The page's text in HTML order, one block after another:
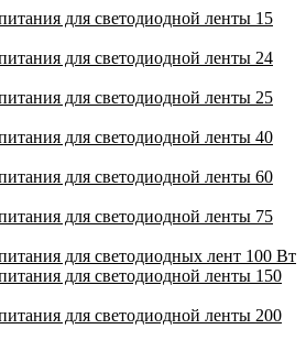
для светодиодной ленты 15
для светодиодной ленты 24
для светодиодной ленты 25
для светодиодной ленты 40
для светодиодной ленты 60
для светодиодной ленты 75
для светодиодных лент 100 Вт
для светодиодной ленты 150
для светодиодной ленты 200